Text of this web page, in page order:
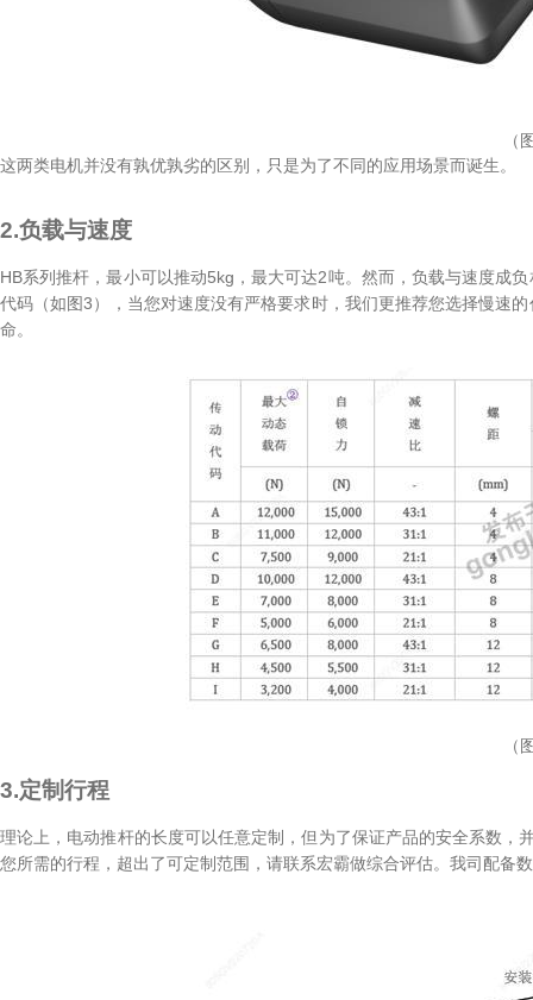
（
这两类电机并没有孰优孰劣的区别，只是为了不同的应用场景而诞生。
2.负载与速度
HB系列推杆，最小可以推动5kg，最大可达2吨。然而，负载与速度成
代码（如图3），当您对速度没有严格要求时，我们更推荐您选择慢速
命。
（
3.定制行程
理论上，电动推杆的长度可以任意定制，但为了保证产品的安全系数
您所需的行程，超出了可定制范围，请联系宏霸做综合评估。我司配备